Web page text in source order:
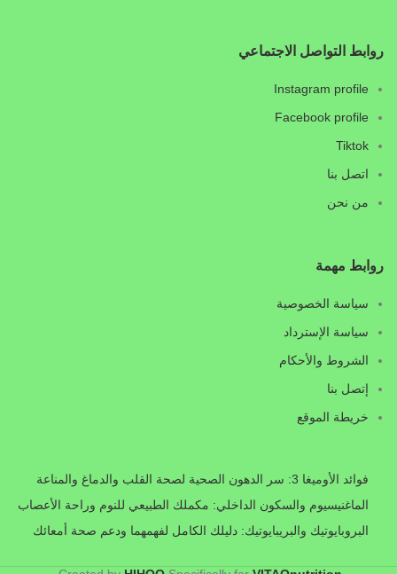
روابط التواصل الاجتماعي
Instagram profile
Facebook profile
Tiktok
اتصل بنا
من نحن
روابط مهمة
سياسة الخصوصية
سياسة الإسترداد
الشروط والأحكام
إتصل بنا
خريطة الموقع
فوائد الأوميغا 3: سر الدهون الصحية لصحة القلب والدماغ والمناعة
الماغنيسيوم والسكون الداخلي: مكملك الطبيعي للنوم وراحة الأعصاب
البروبايوتيك والبريبايوتيك: دليلك الكامل لفهمهما ودعم صحة أمعائك